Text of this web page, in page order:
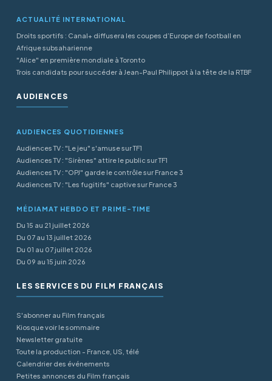
ACTUALITÉ INTERNATIONAL
Droits sportifs : Canal+ diffusera les coupes d’Europe de football en
Afrique subsaharienne
"Alice" en première mondiale à Toronto
Trois candidats pour succéder à Jean-Paul Philippot à la tête de la RTBF
AUDIENCES
AUDIENCES QUOTIDIENNES
Audiences TV : "Le jeu" s'amuse sur TF1
Audiences TV : "Sirènes" attire le public sur TF1
Audiences TV : "OPJ" garde le contrôle sur France 3
Audiences TV : "Les fugitifs" captive sur France 3
MÉDIAMAT HEBDO ET PRIME-TIME
Du 15 au 21 juillet 2026
Du 07 au 13 juillet 2026
Du 01 au 07 juillet 2026
Du 09 au 15 juin 2026
LES SERVICES DU FILM FRANÇAIS
S'abonner au Film français
Kiosque voir le sommaire
Newsletter gratuite
Toute la production - France, US, télé
Calendrier des événements
Petites annonces du Film français